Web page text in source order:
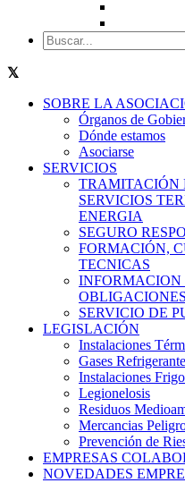
SOBRE LA
Órganos de
Dónde estamos
Asociarse
SERVICIOS
TRAMITACIÓN
SERVICIOS
ENERGIA
SEGURO
FORMACIÓN,
TECNICAS
INFORMACION
SERVICIO DE
LEGISLACIÓN
Instalaciones
Gases
Instalaciones
Legionelosis
Residuos
Mercancias
Prevención de
EMPRESAS
NOVEDADES